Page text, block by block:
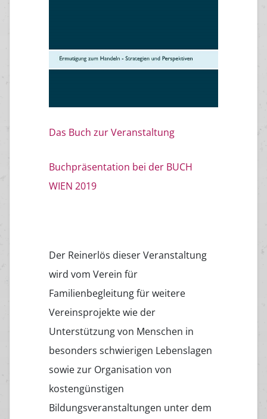
Das Buch zur Veranstaltung
Buchpräsentation bei der BUCH
WIEN 2019
Der Reinerlös dieser Veranstaltung
wird vom Verein für
Familienbegleitung für weitere
Vereinsprojekte wie der
Unterstützung von Menschen in
besonders schwierigen Lebenslagen
sowie zur Organisation von
kostengünstigen
Bildungsveranstaltungen unter dem